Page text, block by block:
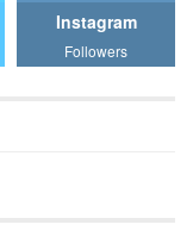
Instagram
Followers